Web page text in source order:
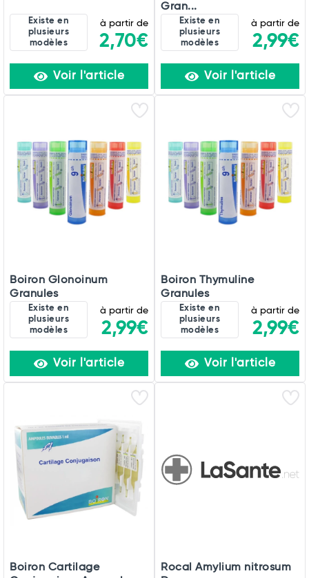
Existe en
plusieurs
modèles
à partir de
2,70€
Voir l'article
Gran...
Existe en
plusieurs
modèles
à partir de
2,99€
Voir l'article
Boiron Glonoinum
Granules
Existe en
plusieurs
modèles
à partir de
2,99€
Voir l'article
Boiron Thymuline
Granules
Existe en
plusieurs
modèles
à partir de
2,99€
Voir l'article
Boiron Cartilage
Rocal Amylium nitrosum